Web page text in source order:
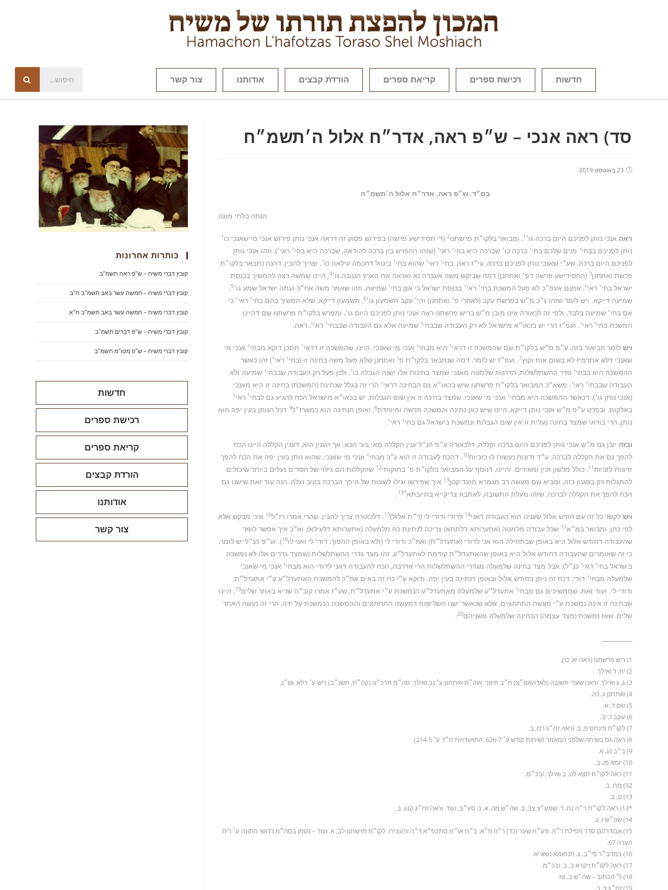
חדשות רכישת ספרים קריאת ספרים הורדת קבצים אודותנו צור קשר
סד) ראה אנכי – ש״פ ראה, אדר״ח אלול ה׳תשמ״ח
23 באוגוסט 2019
בס״ד. ש״פ ראה, אדר״ח אלול ה׳תשמ״ח
הנחה בלתי מוגה
ראה אנכי נותן לפניכם היום ברכה גו׳ 1, ומבואר בלקו״ת פרשתנו2 (די חסידישע פרשה) בפירוש פסוק זה דראה אנכי נותן פירוש אנכי מי שאנכי כו׳
נותן לפניכם בבחי׳ פנים שלכם בחי׳ ברכה כו׳ שברכה היא בחי׳ ראי׳ (שזהו ההפרש בין ברכה להודאה, שברכה היא בחי׳ ראי׳), וזהו אנכי נותן
לפניכם היום ברכה, שע״י שאנכי נותן לפניכם ברכה, עי״ז ראה, בחי׳ ראי׳ שהוא בחי׳ ביטול דחכמה עילאה כו׳. וצריך להבין, דהנה נתבאר בלקו״ת
פרשת ואתחנן3 (החסידישע פרשה דפ׳ ואתחנן) דמה שביקש משה אעברה נא ואראה את הארץ הטובה גו׳4, היינו שמשה רצה להמשיך בכנסת
ישראל בחי׳ ראי׳, אמנם אעפ״כ לא פעל המשכת בחי׳ ראי׳ בכנסת ישראל כי אם בחי׳ שמיעה, וזהו שאמר משה אח״כ ועתה ישראל שמע גו׳5
,
שמיעה דייקא. ויש לומר שזהו ג״כ מ״ש בפרשת עקב (לאחרי פ׳ ואתחנן) והי׳ עקב תשמעון גו׳6, תשמעון דייקא, שלא המשיך בהם בחי׳ ראי׳ כי
אם בחי׳ שמיעה בלבד. ולפי זה לכאורה אינו מובן מ״ש בריש פרשתנו ראה אנכי נותן לפניכם היום גו׳, ומפרש בלקו״ת פרשתנו שם דהיינו
המשכת בחי׳ ראי׳. ועפ״ז הרי יש בכאו״א מישראל לא רק העבודה שבבחי׳ שמיעה אלא גם העבודה שבבחי׳ ראי׳, ראה.
ויש לומר הביאור בזה, ע״פ מ״ש בלקו״ת שם שהמשכה זו דראי׳ היא מבחי׳ אנכי מי שאנכי. היינו, שהמשכה זו דראי׳ תתכן דוקא מבחי׳ אנכי מי
שאנכי דלא אתרמיז לא בשום אות וקוץ7. ועפ״ז יש לומר, דמה שנתבאר בלקו״ת פ׳ ואתחנן שלא פעל משה בחינה זו (בחי׳ ראי׳) זהו כאשר
ההמשכה היא בבחי׳ סדר ההשתלשלות, הדרגות שלמטה מאנכי שמצד בחינות אלו ישנה הגבלה כו׳, ולכן פעל רק העבודה שבבחי׳ שמיעה ולא
העבודה שבבחי׳ ראי׳. משא״כ המבואר בלקו״ת פרשתנו שיש בכאו״א גם הבחינה דראי׳ הרי זה בגלל שנתינת (המשכת) בחינה זו היא מאנכי
(אנכי נותן גו׳), דכאשר ההמשכה היא מבחי׳ אנכי מי שאנכי, שמצד בחינה זו אין שום הגבלות, יש בכאו״א מישראל הכח להגיע גם לבחי׳ ראי׳
באלקות. ובפרט ע״פ מ״ש אנכי נותן דייקא, היינו שיש כאן נתינה והמשכה חדשה ומיוחדת8, ואופן הנתינה הוא כמארז״ל9 דכל הנותן בעין יפה הוא
נותן, הרי בודאי שמצד בחינה נעלית זו אין שום הגבלות ונמשכת בישראל גם בחי׳ ראי׳.
ובזה יובן גם מ״ש אנכי נותן לפניכם היום ברכה וקללה, דלכאורה ע״פ הנ״ל ענין הקללה מאי בעי הכא. אך הענין הוא, דענין הקללה היינו הכח
להפך גם את הקללה לברכה, ע״ד זדונות נעשות לו כזכיות10. דהכח לעבודה זו הוא ג״כ מבחי׳ אנכי מי שאנכי, שהוא נותן בעין יפה את הכח להפך
זדונות לזכיות11, כולל מלשון זכין ומאירים. והיינו, דנוסף על המבואר בלקו״ת פ׳ בחוקותי12 שהקללות הם גילוי של חסדים נעלים ביותר שיכולים
להתגלות רק בסגנון כזה, ומביא שם מעשה רב מגמרא מועד קטן13 איך שפירשו וגילו לשונות של היפך הברכה בטוב נגלה, הנה עוד זאת שישנו גם
הכח להפך את הקללה לברכה, שזהו מעלת התשובה, לאתבא צדיקייא בתיובתא*13
.
ויש לקשר כל זה עם חודש אלול שענינו הוא העבודה דאני14 לדודי ודודי לי (ר״ת אלול)15. דלכאורה צריך להבין, שהרי אמרו רז״ל16 איני מבקש אלא
לפי כחן, ומבואר במ״א17 שכל עבודה מלמטה (אתערותא דלתתא) צריכה לנתינת כח מלמעלה (אתערותא דלעילא), וא״כ איך אפשר לומר
שהעבודה דחודש אלול היא באופן שבתחילה הוא אני לדודי (אתעדל״ת) ואח״כ ודודי לי (ולא באופן ההפוך, דודי לי ואני לו18). וע״פ הנ״ל יש לומר,
כי זה שאומרים שהעבודה דחודש אלול היא באופן שהאתעדל״ת קודמת לאתעדל״ע, זהו מצד גדרי ההשתלשלות (שמצד גדרים אלו לא נמשכה
בישראל בחי׳ ראי׳ כנ״ל), אבל מצד בחינה שלמעלה מגדרי ההשתלשלות הרי אדרבה, הכח להעבודה דאני לדודי הוא מבחי׳ אנכי מי שאנכי
שלמעלה מבחי׳ דודי, דכח זה ניתן בחודש אלול ובאופן דנתינה בעין יפה, ודוקא ע״י כח זה באים אח״כ להמשכת האתעדל״ע ע״י אתעדל״ת,
ודודי לי. ועוד זאת, שממשיכים גם מבחי׳ אתעדל״ע שלמעלה מאתעדל״ע הנמשכת ע״י אתעדל״ת, שע״ז אמרו קוב״ה שריא באתר שלים19, היינו
שבחינה זו אינה נמשכת ע״י מעשה התחתונים, אלא שכאשר ישנו השלימות דמעשה התחתונים וההמשכה הנמשכת על ידה, הרי זה נעשה האתר
שלים, שאז נמשכת (מצד עצמה) הבחינה שלמעלה משניהם20
.
1) ריש פרשתנו (ראה יא, כו).
2) יח, ד ואילך.
3) ג, ג ואילך. וראה שערי תשובה (לאדהאמ״צ) ח״ב חינוך. אוה״ת ואתחנן ע׳ נב ואילך. סה״מ תרכ״ט (קה״ת, תשנ״ב) ריש ע׳ רלא. וש״נ.
4) ואתחנן ג, כה.
5) שם ד, א.
6) עקב ז, יב.
7) לקו״ת פינחס פ, ב. וראה זח״ג רנז, ב.
8) ראה גם בשיחה שלפני המאמר (שיחות קודש ע׳ 626-7. התוועדויות ח״ד ע׳ 214-5).
9) ב״ב נג, א.
10) יומא פו, ב.
11) ראה לקו״ת תצא לט, ב ואילך. ובכ״מ.
12) מח, ב.
13) ט, ב.
*13) ראה לקו״ת ר״ה נח, ד. שמע״צ צב, ב. שה״ש מה, א. נ, סע״ב. ועוד. וראה זח״ג קנג, ב.
14) שה״ש ו, ג.
15) אבודרהם סדר תפילת ר״ה. פע״ח שער (כד) ר״ה פ״א. ב״ח או״ח סתקפ״א ד״ה והעבירו. לקו״ת פרשתנו לב, א. ועוד – נסמן בסה״מ דרושי חתונה ע׳ ריח
הערה 67.
16) במדב״ר פי״ב, ג. תנחומא נשא יא.
17) ראה לקו״ת ויקרא ב, ב. ובכ״מ.
18) ל׳ הכתוב – שה״ש ב, טז.
19) זח״ג צ, ב.
כותרות אחרונות
קובץ דברי משיח – ש"פ ראה תשמ"ב
קובץ דברי משיח – חמשה עשר באב תשמ"ב ח"ב
קובץ דברי משיח – חמשה עשר באב תשמ"ב ח"א
קובץ דברי משיח – ש"פ דברים תשמ"ב
קובץ דברי משיח – ש"פ מטו"מ תשמ"ב
חדשות
רכישת ספרים
קריאת ספרים
הורדת קבצים
אודותנו
צור קשר